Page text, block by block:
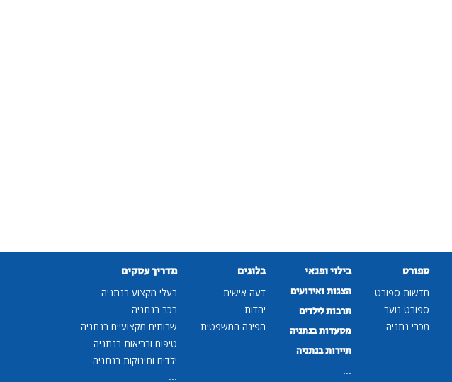
ספורט
חדשות ספורט
ספורט נוער
מכבי נתניה
בילוי ופנאי
הצגות ואירועים
תרבות לילדים
מסעדות בנתניה
תיירות בנתניה
בלוגים
דעה אישית
יהדות
הפינה המשפטית
מדריך עסקים
בעלי מקצוע בנתניה
רכב בנתניה
שרותים מקצועיים בנתניה
טיפוח ובריאות בנתניה
ילדים ותינוקות בנתניה